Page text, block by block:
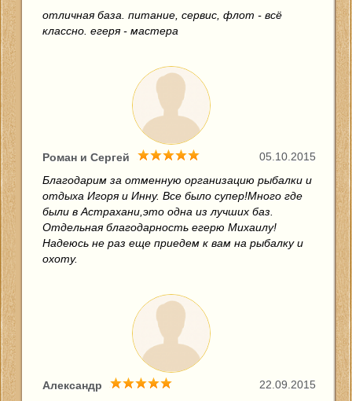
отличная база. питание, сервис, флот - всё
классно. егеря - мастера
05.10.2015
Роман и Сергей
Благодарим за отменную организацию рыбалки и
отдыха Игоря и Инну. Все было супер!Много где
были в Астрахани,это одна из лучших баз.
Отдельная благодарность егерю Михаилу!
Надеюсь не раз еще приедем к вам на рыбалку и
охоту.
22.09.2015
Александр